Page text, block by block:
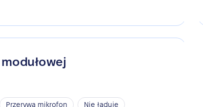
Przerywa mikrofon Nie ładuje